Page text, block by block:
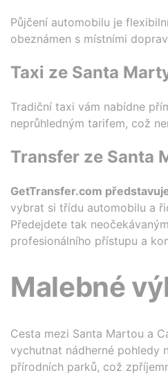
Půjčení automobilu je
obeznámen s místními
Taxi ze Santa
Tradiční taxi vám nabídne
neprůhledným tarifem, což
Transfer ze Santa
GetTransfer.com
vybrat si třídu automobilu a
Předejdete tak
profesionálního přístupu a
Malebné
Cesta mezi Santa Martou a
vychutnat nádherné pohledy
přírodních parků, což